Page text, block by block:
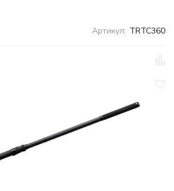
Артикул: TRTC360